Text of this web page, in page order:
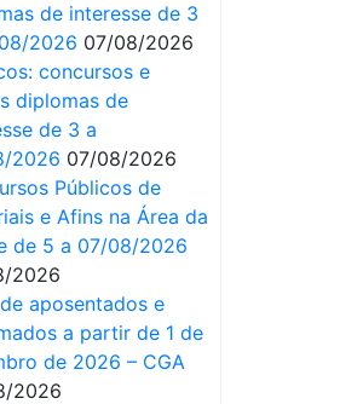
de interesse de 3
2026 07/08/2026
concursos e
diplomas de
de 3 a
2026 07/08/2026
Públicos de
e Afins na Área da
de 5 a 07/08/2026
2026
aposentados e
a partir de 1 de
de 2026 – CGA
2026